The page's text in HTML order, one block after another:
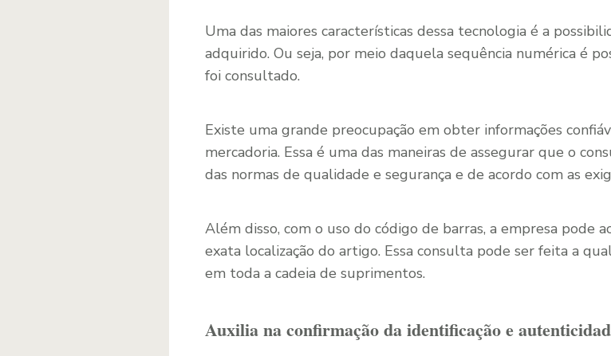
Uma das maiores características dessa tecnologia é a
adquirido. Ou seja, por meio daquela sequência numérica é
foi consultado.
Existe uma grande preocupação em obter informações
mercadoria. Essa é uma das maneiras de assegurar que o
das normas de qualidade e segurança e de acordo com as
Além disso, com o uso do código de barras, a empresa pode
exata localização do artigo. Essa consulta pode ser feita a
em toda a cadeia de suprimentos.
Auxilia na confirmação da identificação e